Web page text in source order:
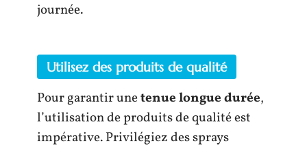
journée.
Utilisez des produits de qualité
Pour garantir unetenue longue durée,
l’utilisation de produits de qualité est
impérative. Privilégiez des sprays